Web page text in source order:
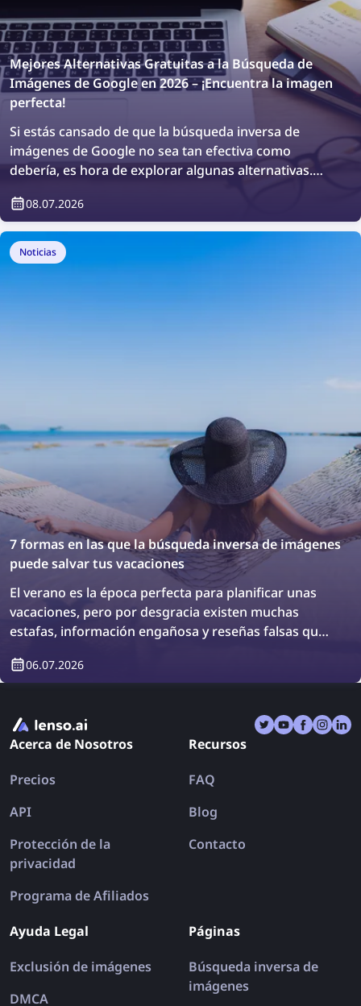
Mejores Alternativas Gratuitas a la Búsqueda de
Imágenes de Google en 2026 – ¡Encuentra la imagen
perfecta!
Si estás cansado de que la búsqueda inversa de
imágenes de Google no sea tan efectiva como
debería, es hora de explorar algunas alternativas.
mejores herramientas gratuitas de búsqueda de
imágenes de 2026!
08.07.2026
Noticias
7 formas en las que la búsqueda inversa de imágenes
puede salvar tus vacaciones
El verano es la época perfecta para planificar unas
vacaciones, pero por desgracia existen muchas
estafas, información engañosa y reseñas falsas que
resultado, podrías regresar de tus vacaciones
vacaciones de una vez por todas!
06.07.2026
Acerca de Nosotros
Precios
API
Protección de la
privacidad
Programa de Afiliados
Recursos
FAQ
Blog
Contacto
Ayuda Legal
Exclusión de imágenes
DMCA
Páginas
Búsqueda inversa de
imágenes